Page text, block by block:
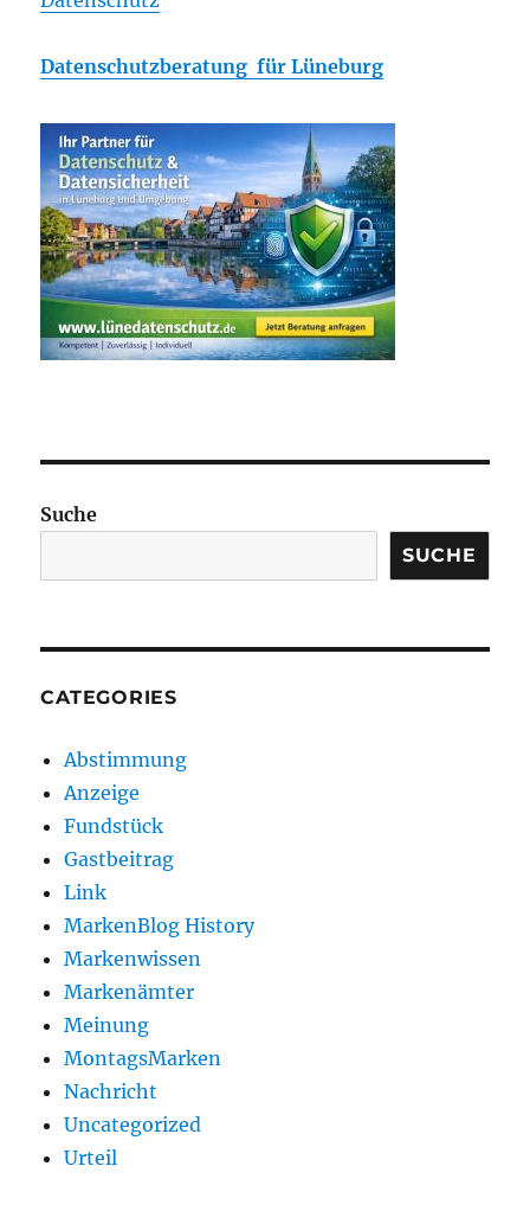
Datenschutzberatung für Lüneburg
Suche
SUCHE
CATEGORIES
Abstimmung
Anzeige
Fundstück
Gastbeitrag
Link
MarkenBlog History
Markenwissen
Markenämter
Meinung
MontagsMarken
Nachricht
Uncategorized
Urteil